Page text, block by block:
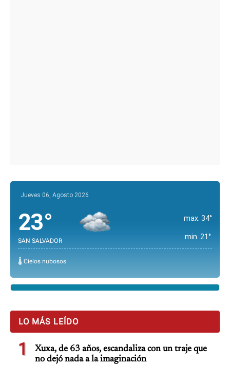
Jueves 06, Agosto 2026
23°
SAN SALVADOR
max. 34°
min. 21°
🌡️ Cielos nubosos
LO MÁS LEÍDO
1
Xuxa, de 63 años, escandaliza con un traje que
no dejó nada a la imaginación